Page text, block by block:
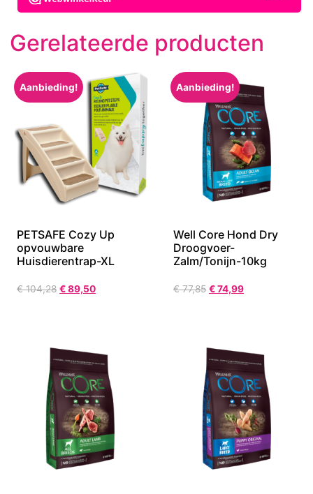
Gerelateerde producten
Aanbieding!
PETSAFE Cozy Up
opvouwbare
Huisdierentrap-XL
€104,28 €89,50
Aanbieding!
Well Core Hond Dry
Droogvoer-
Zalm/Tonijn-10kg
€77,85 €74,99